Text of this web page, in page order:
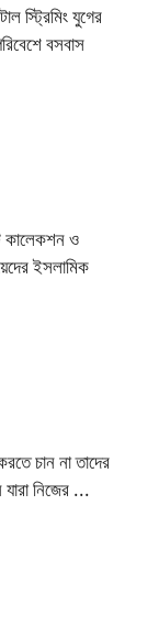
স্ট্রিমিং যুগের
বসবাস
কালেকশন ও
ইসলামিক
চান না তাদের
নিজের ...